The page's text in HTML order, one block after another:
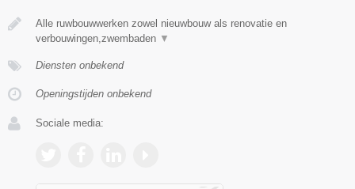
Alle ruwbouwwerken zowel nieuwbouw als renovatie en
verbouwingen,zwembaden ▼
Diensten onbekend
Openingstijden onbekend
Sociale media: